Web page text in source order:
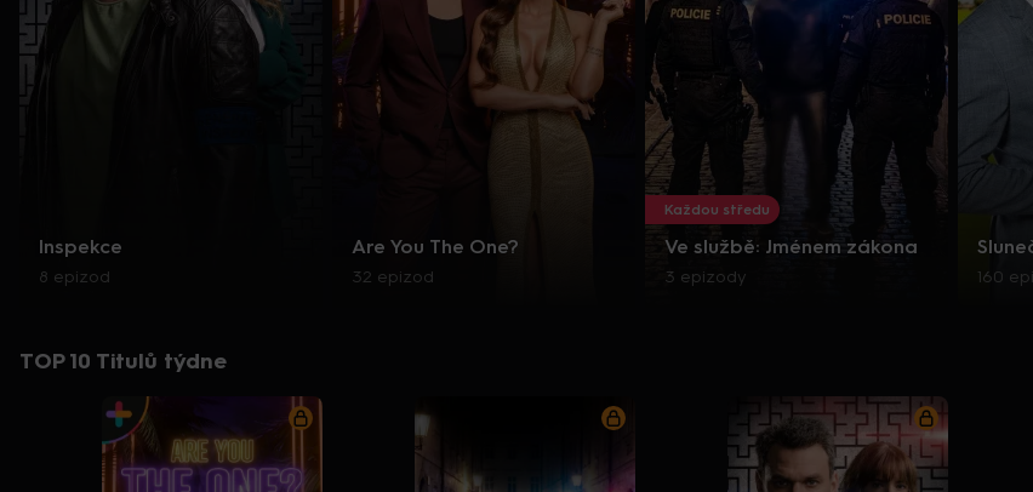
Inspekce
8 epizod
Are You The One?
32 epizod
Každou středu
Ve službě: Jménem zákona
3 epizody 160
TOP 10 Titulů týdne